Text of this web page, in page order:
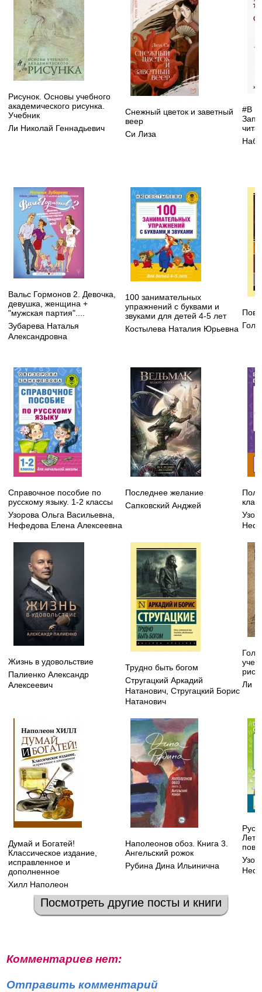
Рисунок. Основы учебного
академического рисунка.
Учебник
Ли Николай Геннадьевич
Снежный цветок и заветный
веер
Си Лиза
#В
Вальс Гормонов 2. Девочка,
девушка, женщина +
"мужская партия"....
Зубарева Наталья
Александровна
100 занимательных
упражнений с буквами и
звуками для детей 4-5 лет
Костылева Наталия Юрьевна
Справочное пособие по
русскому языку. 1-2 классы
Узорова Ольга Васильевна,
Нефедова Елена Алексеевна
Последнее желание
Сапковский Анджей
Жизнь в удовольствие
Палиенко Александр
Алексеевич
Трудно быть богом
Стругацкий Аркадий
Натанович, Стругацкий Борис
Натанович
Ли
Думай и Богатей!
Классическое издание,
исправленное и
дополненное
Хилл Наполеон
Наполеонов обоз. Книга 3.
Ангельский рожок
Рубина Дина Ильинична
Посмотреть другие посты и книги
Комментариев нет:
Отправить комментарий